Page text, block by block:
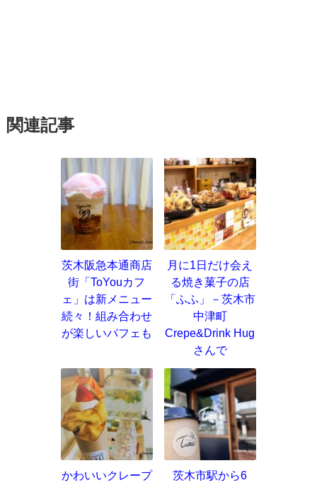
関連記事
茨木阪急本通商店
街「ToYouカフ
ェ」は新メニュー
続々！組み合わせ
が楽しいパフェも
月に1日だけ会え
る焼き菓子の店
「ふふ」－茨木市
中津町
Crepe&Drink Hug
さんで
かわいいクレープ
茨木市駅から6